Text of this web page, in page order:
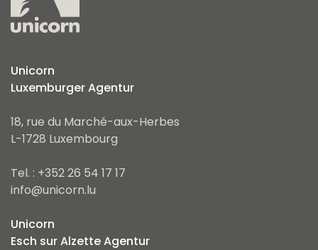
Unicorn
Luxemburger Agentur
18, rue du Marché-aux-Herbes
L-1728 Luxembourg
Tel. : +352 26 54 17 17
info@unicorn.lu
Unicorn
Esch sur Alzette Agentur